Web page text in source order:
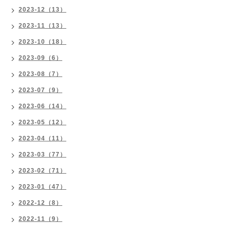
2023-12（13）
2023-11（13）
2023-10（18）
2023-09（6）
2023-08（7）
2023-07（9）
2023-06（14）
2023-05（12）
2023-04（11）
2023-03（77）
2023-02（71）
2023-01（47）
2022-12（8）
2022-11（9）